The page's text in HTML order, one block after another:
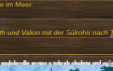
im Meer.
und Valion mit der Súlrohír nach